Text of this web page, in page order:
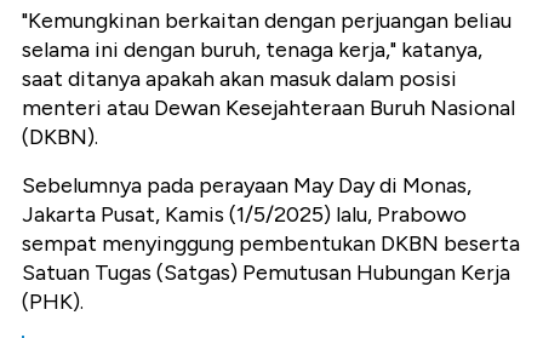
"Kemungkinan berkaitan dengan perjuangan beliau
selama ini dengan buruh, tenaga kerja," katanya,
saat ditanya apakah akan masuk dalam posisi
menteri atau Dewan Kesejahteraan Buruh Nasional
(DKBN).
Sebelumnya pada perayaan May Day di Monas,
Jakarta Pusat, Kamis (1/5/2025) lalu, Prabowo
sempat menyinggung pembentukan DKBN beserta
Satuan Tugas (Satgas) Pemutusan Hubungan Kerja
(PHK).